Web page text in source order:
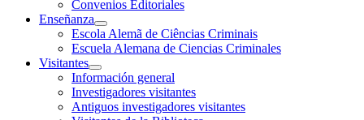
Convenios Editoriales
Enseñanza
Escola Alemã de Ciências Criminais
Escuela Alemana de Ciencias Criminales
Visitantes
Información general
Investigadores visitantes
Antiguos investigadores visitantes